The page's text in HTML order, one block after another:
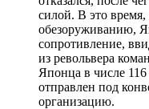
силой. В это
обезоруживанию,
сопротивление,
из револьвера
Японца в числе 116
отправлен под
организацию.